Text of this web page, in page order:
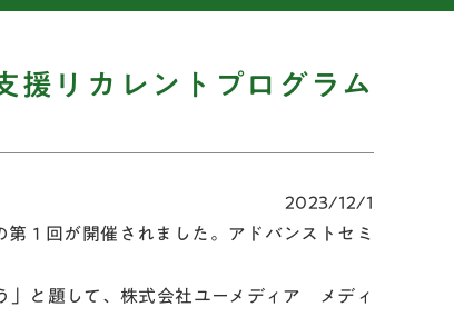
援リカレントプログラム
2023/12/1
１回が開催されました。アドバンストセミ
」と題して、株式会社ユーメディア メディ